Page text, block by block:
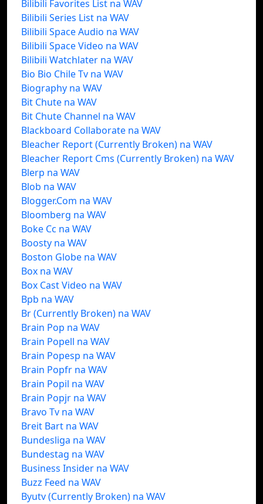
Bilibili Favorites List na WAV
Bilibili Series List na WAV
Bilibili Space Audio na WAV
Bilibili Space Video na WAV
Bilibili Watchlater na WAV
Bio Bio Chile Tv na WAV
Biography na WAV
Bit Chute na WAV
Bit Chute Channel na WAV
Blackboard Collaborate na WAV
Bleacher Report (Currently Broken) na WAV
Bleacher Report Cms (Currently Broken) na WAV
Blerp na WAV
Blob na WAV
Blogger.Com na WAV
Bloomberg na WAV
Boke Cc na WAV
Boosty na WAV
Boston Globe na WAV
Box na WAV
Box Cast Video na WAV
Bpb na WAV
Br (Currently Broken) na WAV
Brain Pop na WAV
Brain Popell na WAV
Brain Popesp na WAV
Brain Popfr na WAV
Brain Popil na WAV
Brain Popjr na WAV
Bravo Tv na WAV
Breit Bart na WAV
Bundesliga na WAV
Bundestag na WAV
Business Insider na WAV
Buzz Feed na WAV
Byutv (Currently Broken) na WAV